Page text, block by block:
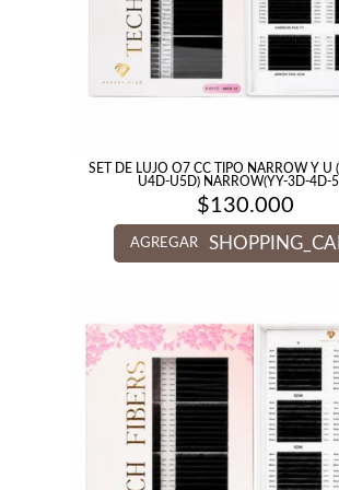
SET DE LUJO O7 CC TIPO NARROW Y U
U4D-U5D) NARROW(YY-3D-4D-
$130.000
AGREGAR